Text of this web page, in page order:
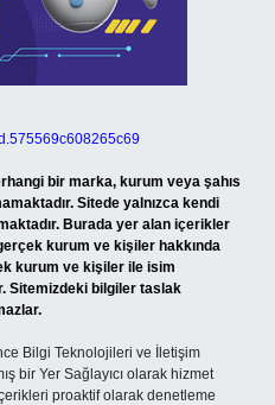
bir marka, kurum veya şahıs
Sitede yalnızca kendi
Burada yer alan içerikler
kurum ve kişiler hakkında
kurum ve kişiler ile isim
Sitemizdeki bilgiler taslak
Bilgi Teknolojileri ve İletişim
bir Yer Sağlayıcı olarak hizmet
proaktif olarak denetleme